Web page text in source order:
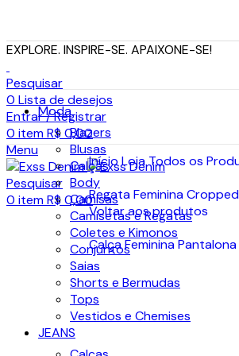
EXPLORE. INSPIRE-SE. APAIXONE-SE!
Pesquisar
0 Lista de desejos
Entrar / Registrar
0 itemR$0,00
Menu
Pesquisar
0 itemR$0,00
Moda
Blazers
Blusas
Calças
Body
Camisas
Camisetas e Regatas
Coletes e Kimonos
Conjuntos
Saias
Shorts e Bermudas
Tops
Vestidos e Chemises
JEANS
InícioLojaTodos os
Regata Feminina
Voltar aos produtos
Calça Feminina
Esgotado